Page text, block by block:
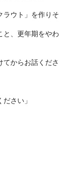
ラウト」を作りそ
と、更年期をやわ
からお話くださ
さい」